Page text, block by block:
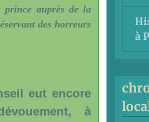
prince auprès de la
des horreurs
eut encore
à
à